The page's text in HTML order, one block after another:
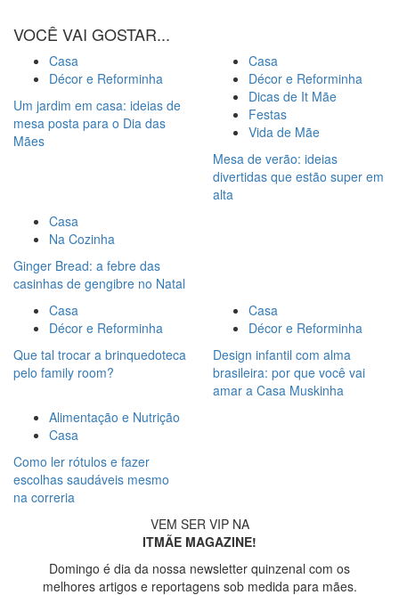
VOCÊ VAI GOSTAR...
Casa
Décor e Reforminha
Um jardim em casa: ideias de
mesa posta para o Dia das
Mães
Casa
Décor e Reforminha
Dicas de It Mãe
Festas
Vida de Mãe
Mesa de verão: ideias
divertidas que estão super em
alta
Casa
Na Cozinha
Ginger Bread: a febre das
casinhas de gengibre no Natal
Casa
Décor e Reforminha
Que tal trocar a brinquedoteca
pelo family room?
Casa
Décor e Reforminha
Design infantil com alma
brasileira: por que você vai
amar a Casa Muskinha
Alimentação e Nutrição
Casa
Como ler rótulos e fazer
escolhas saudáveis mesmo
na correria
VEM SER VIP NA
ITMÃE MAGAZINE!
Domingo é dia da nossa newsletter quinzenal com os
melhores artigos e reportagens sob medida para mães.